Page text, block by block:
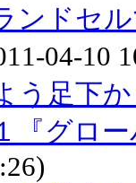
ンドセ
04-10
う足下
『グロ